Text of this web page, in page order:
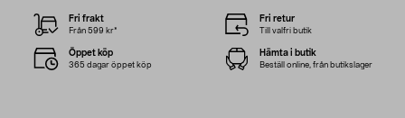
Fri frakt
Från 599 kr*
Fri retur
Till valfri butik
Öppet köp
365 dagar öppet köp
Hämta i butik
Beställ online, från butikslager